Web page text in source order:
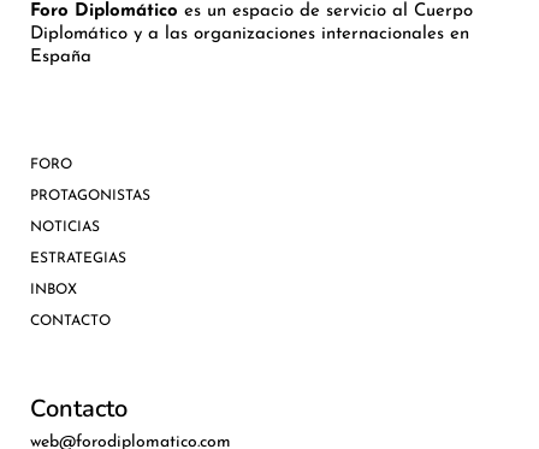
Foro Diplomático es un espacio de servicio al Cuerpo
Diplomático y a las organizaciones internacionales en
España
FORO
PROTAGONISTAS
NOTICIAS
ESTRATEGIAS
INBOX
CONTACTO
Contacto
web@forodiplomatico.com